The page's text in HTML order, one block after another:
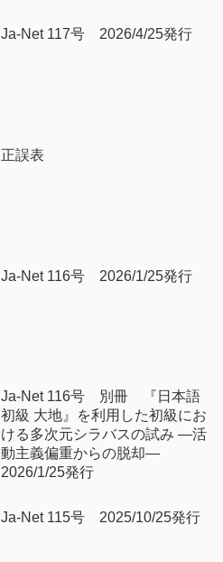
Ja-Net 117号 2026/4/25発行
正誤表
Ja-Net 116号 2026/1/25発行
Ja-Net 116号 別冊 『日本語
初級 大地』を利用した初級にお
ける多次元シラバスの試み —活
動主義偏重からの脱却—
2026/1/25発行
Ja-Net 115号 2025/10/25発行